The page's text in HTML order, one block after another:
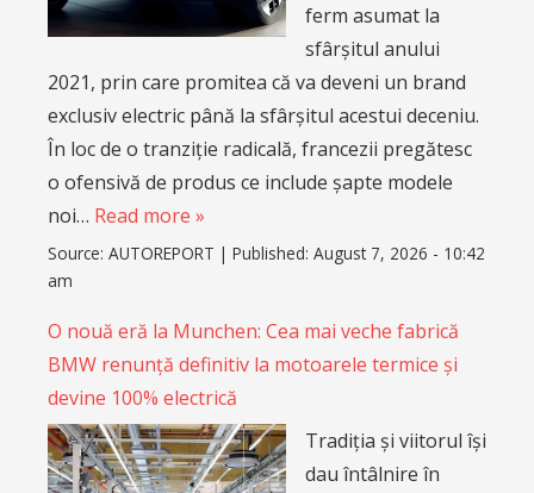
ferm asumat la
sfârșitul anului
2021, prin care promitea că va deveni un brand
exclusiv electric până la sfârșitul acestui deceniu.
În loc de o tranziție radicală, francezii pregătesc
o ofensivă de produs ce include șapte modele
noi… Read more »
Source: AUTOREPORT | Published: August 7, 2026 - 10:42
am
O nouă eră la Munchen: Cea mai veche fabrică
BMW renunță definitiv la motoarele termice și
devine 100% electrică
Tradiția și viitorul își
dau întâlnire în